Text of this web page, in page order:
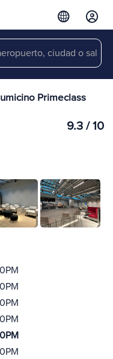
Ver más
Primeclass
9.3 / 10